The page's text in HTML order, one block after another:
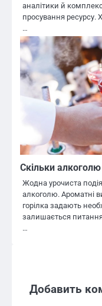
аналітики й
просування ресурсу.
…
Скільки алкоголю
Жодна урочиста подія
алкоголю. Ароматні
горілка задають
залишається
…
Добавить